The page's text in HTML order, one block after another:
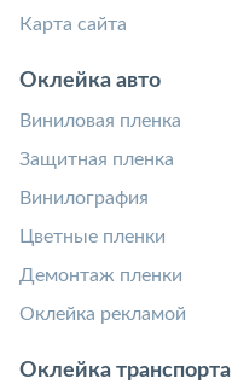
Карта сайта
Оклейка авто
Виниловая пленка
Защитная пленка
Винилография
Цветные пленки
Демонтаж пленки
Оклейка рекламой
Оклейка транспорта